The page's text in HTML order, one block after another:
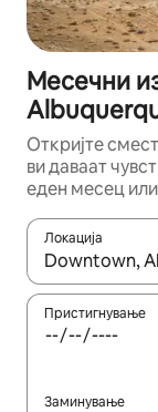
Месечни
Откријте
ви даваат
еден месец
Локација
Кога
Пристигнување
Заминување